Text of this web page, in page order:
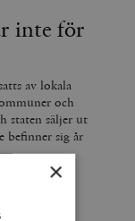
inte för
av lokala
och
staten säljer ut
befinner sig år
×